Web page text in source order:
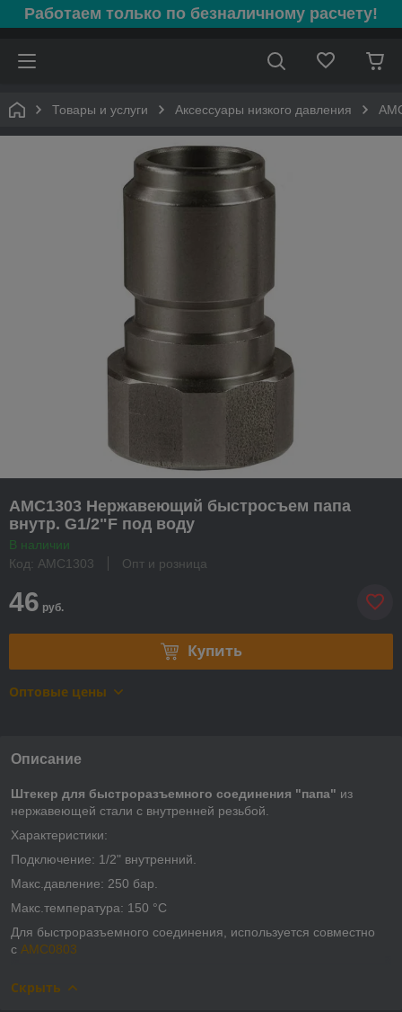
Работаем только по безналичному расчету!
Товары и услуги Аксессуары низкого давления
AMC1303 Нержавеющий быстросъем папа
внутр. G1/2"F под воду
В наличии
Код: AMC1303
Опт и розница
46 руб.
Купить
Оптовые цены
Описание
Штекер для быстроразъемного соединения "папа" из
нержавеющей стали с внутренней резьбой.
Характеристики:
Подключение: 1/2" внутренний.
Макс.давление: 250 бар.
Макс.температура: 150 °C
Для быстроразъемного соединения, используется совместно
с AMC0803
Скрыть